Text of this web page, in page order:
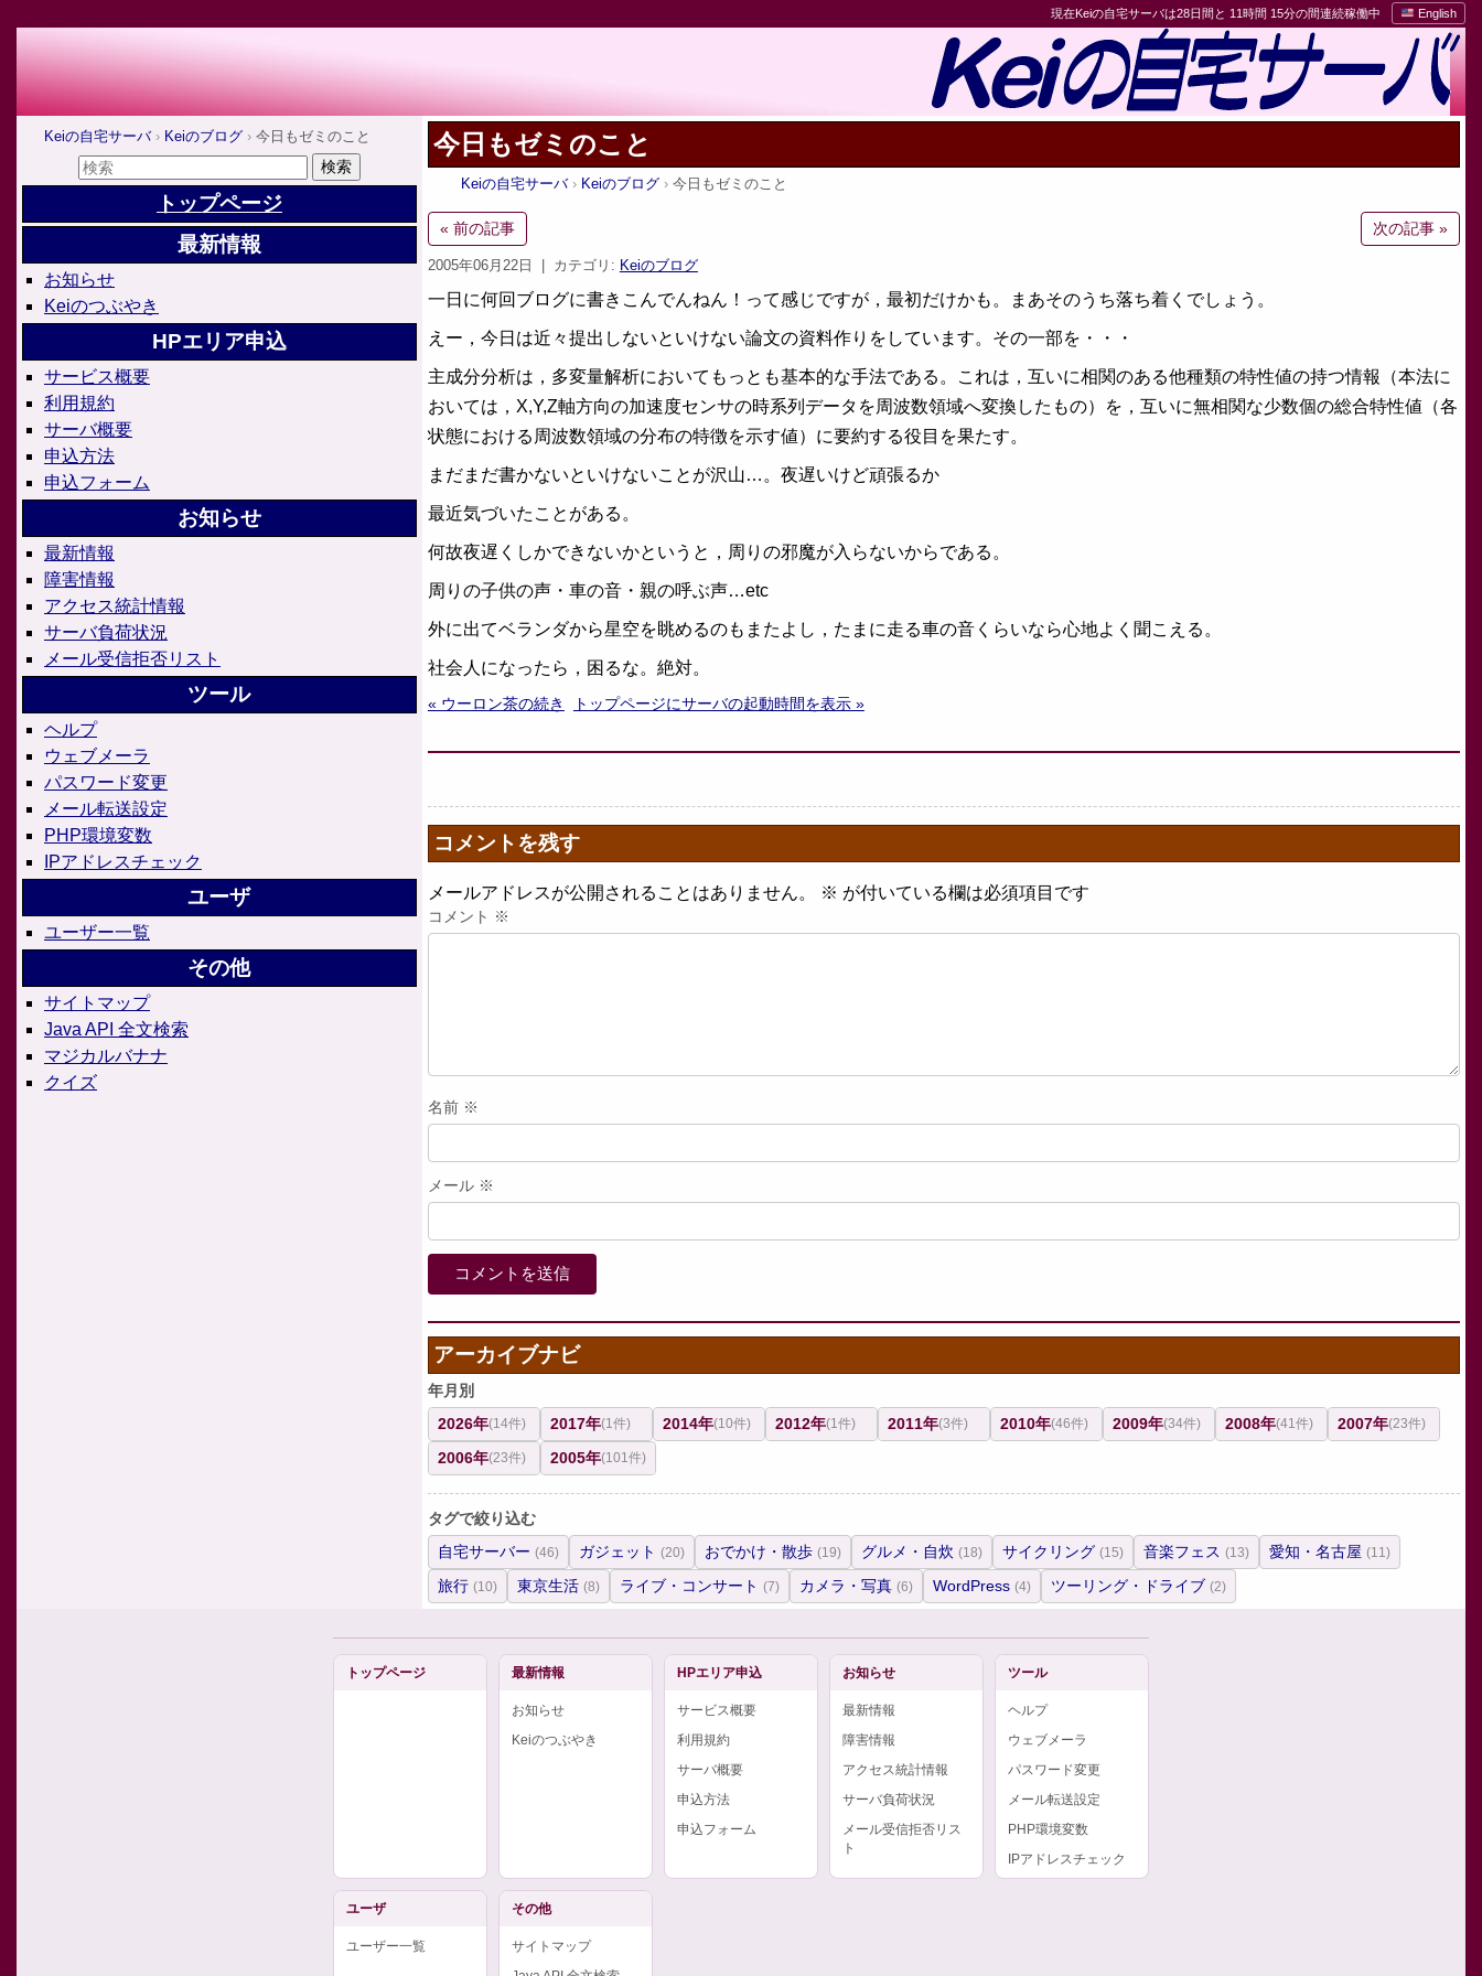
現在Keiの自宅サーバは28日間と 11時間 15分の間連続稼働中 English
Keiの自宅サーバ Keiのブログ 今日もゼミのこと
トップページ
最新情報
お知らせ
Keiのつぶやき
HPエリア申込
サービス概要
利用規約
サーバ概要
申込方法
申込フォーム
お知らせ
最新情報
障害情報
アクセス統計情報
サーバ負荷状況
メール受信拒否リスト
ツール
ヘルプ
ウェブメーラ
パスワード変更
メール転送設定
PHP環境変数
IPアドレスチェック
ユーザ
ユーザー一覧
その他
サイトマップ
Java API 全文検索
マジカルバナナ
クイズ
今日もゼミのこと
Keiの自宅サーバ Keiのブログ 今日もゼミのこと
« 前の記事 次の記事 »
2005年06月22日 | カテゴリ: Keiのブログ
一日に何回ブログに書きこんでんねん！って感じですが，最初だけかも。まあそのうち落ち着くでしょう。
えー，今日は近々提出しないといけない論文の資料作りをしています。その一部を・・・
主成分分析は，多変量解析においてもっとも基本的な手法である。これは，互いに相関のある他種類の特性値の持つ情報（本法に
おいては，X,Y,Z軸方向の加速度センサの時系列データを周波数領域へ変換したもの）を，互いに無相関な少数個の総合特性値（各
状態における周波数領域の分布の特徴を示す値）に要約する役目を果たす。
まだまだ書かないといけないことが沢山…。夜遅いけど頑張るか
最近気づいたことがある。
何故夜遅くしかできないかというと，周りの邪魔が入らないからである。
周りの子供の声・車の音・親の呼ぶ声…etc
外に出てベランダから星空を眺めるのもまたよし，たまに走る車の音くらいなら心地よく聞こえる。
社会人になったら，困るな。絶対。
« ウーロン茶の続き トップページにサーバの起動時間を表示 »
コメントを残す
メールアドレスが公開されることはありません。 ※ が付いている欄は必須項目です
コメント ※
名前 ※
メール ※
アーカイブナビ
年月別
2026年(14件) 2017年(1件) 2014年(10件) 2012年(1件) 2011年(3件) 2010年(46件) 2009年(34件) 2008年(41件) 2007年(23件)
2006年(23件) 2005年(101件)
タグで絞り込む
自宅サーバー (46) ガジェット (20) おでかけ・散歩 (19) グルメ・自炊 (18) サイクリング (15) 音楽フェス (13) 愛知・名古屋 (11)
旅行 (10) 東京生活 (8) ライブ・コンサート (7) カメラ・写真 (6) WordPress (4) ツーリング・ドライブ (2)
トップページ 最新情報
お知らせ
Keiのつぶやき
HPエリア申込
サービス概要
利用規約
サーバ概要
申込方法
申込フォーム
お知らせ
最新情報
障害情報
アクセス統計情報
サーバ負荷状況
メール受信拒否リス
ト
ツール
ヘルプ
ウェブメーラ
パスワード変更
メール転送設定
PHP環境変数
IPアドレスチェック
ユーザ
ユーザー一覧
その他
サイトマップ